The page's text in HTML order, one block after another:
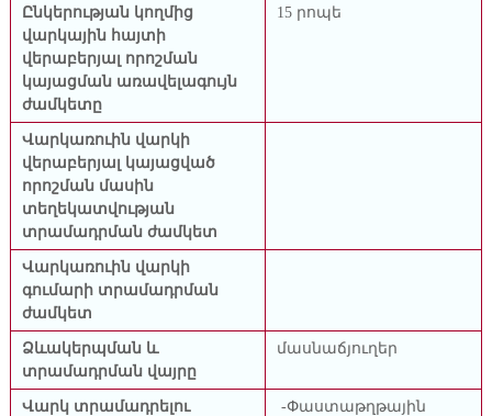
Ընկերության կողմից
վարկային հայտի
վերաբերյալ որոշման
կայացման առավելագույն
ժամկետը
15 րոպե
Վարկառուին վարկի
վերաբերյալ կայացված
որոշման մասին
տեղեկատվության
տրամադրման ժամկետ
Վարկառուին վարկի
գումարի տրամադրման
ժամկետ
Ձևակերպման և
տրամադրման վայրը
մասնաճյուղեր
Վարկ տրամադրելու
-Փաստաթղթային